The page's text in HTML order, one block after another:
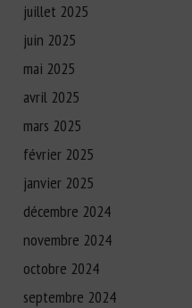
juillet 2025
juin 2025
mai 2025
avril 2025
mars 2025
février 2025
janvier 2025
décembre 2024
novembre 2024
octobre 2024
septembre 2024